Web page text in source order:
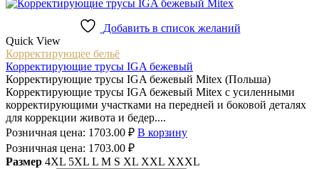
Добавить в список желаний
Quick View
Корректирующее бельё
Корректирующие трусы IGA бежевый
Корректирующие трусы IGA бежевый Mitex (Польша)
Корректирующие трусы IGA бежевый Mitex с усиленными
корректирующими участками на передней и боковой деталях
для коррекции живота и бедер....
Розничная цена: 1703.00 ₽ В корзину
Розничная цена: 1703.00 ₽
Размер 4XL 5XL L M S XL XXL XXXL